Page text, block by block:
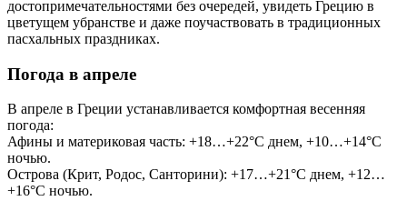
достопримечательностями без очередей, увидеть Грецию в
цветущем убранстве и даже поучаствовать в традиционных
пасхальных праздниках.
Погода в апреле
В апреле в Греции устанавливается комфортная весенняя
погода:
Афины и материковая часть: +18…+22°C днем, +10…+14°C
ночью.
Острова (Крит, Родос, Санторини): +17…+21°C днем, +12…
+16°C ночью.